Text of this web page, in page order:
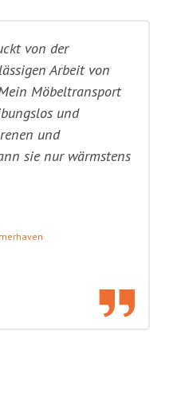
von der
Arbeit von
Möbeltransport
und
und
sie nur wärmstens